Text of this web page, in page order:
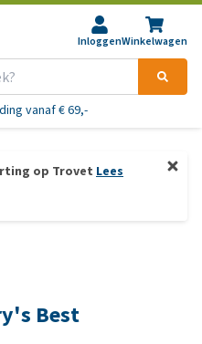
InloggenWinkelwagen
vanaf € 69,-
op Trovet Lees
Best